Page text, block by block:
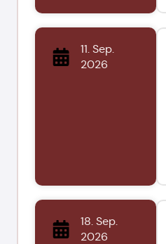
11. Sep.
2026
18. Sep.
2026